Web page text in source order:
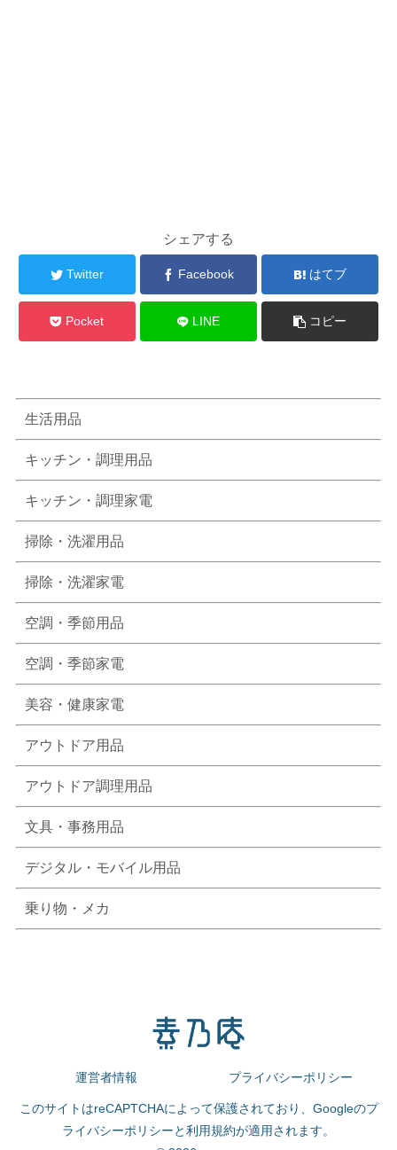
シェアする
Twitter Facebook はてブ
Pocket LINE コピー
生活用品
キッチン・調理用品
キッチン・調理家電
掃除・洗濯用品
掃除・洗濯家電
空調・季節用品
空調・季節家電
美容・健康家電
アウトドア用品
アウトドア調理用品
文具・事務用品
デジタル・モバイル用品
乗り物・メカ
運営者情報 プライバシーポリシー
このサイトはreCAPTCHAによって保護されており、Googleのプ
ライバシーポリシーと利用規約が適用されます。